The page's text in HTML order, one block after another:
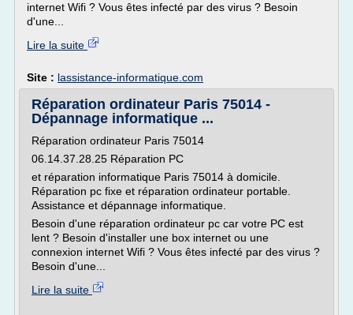
internet Wifi ? Vous êtes infecté par des virus ? Besoin
d'une...
Lire la suite
Site : lassistance-informatique.com
Réparation ordinateur Paris 75014 -
Dépannage informatique ...
Réparation ordinateur Paris 75014
06.14.37.28.25 Réparation PC
et réparation informatique Paris 75014 à domicile.
Réparation pc fixe et réparation ordinateur portable.
Assistance et dépannage informatique.
Besoin d'une réparation ordinateur pc car votre PC est
lent ? Besoin d'installer une box internet ou une
connexion internet Wifi ? Vous êtes infecté par des virus ?
Besoin d'une...
Lire la suite